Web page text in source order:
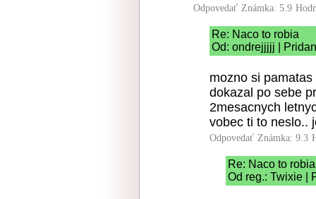
Odpovedať Známka: 5.9
Re: Naco to robia
Od: ondrejjjjj |
mozno si
dokazal po sebe
2mesacnych
vobec ti to neslo..
Odpovedať Známka: 9.3
Re: Naco to robia
Od reg.: Twixie |